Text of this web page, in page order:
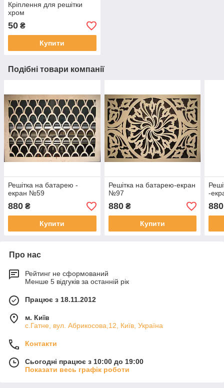
Кріплення для решітки
хром
50 ₴
Купити
Подібні товари компанії
Решітка на батарею -
екран №59
880 ₴
Купити
Решітка на батарею-екран
№97
880₴
Купити
-
880
Про нас
Рейтинг не сформований
Менше 5 відгуків за останній рік
Працює з 18.11.2012
м. Київ
с.Гатне, вул. Абрикосова,12, Київ, Україна
Контакти
Сьогодні працює з 10:00 до 19:00
Показати весь графік роботи